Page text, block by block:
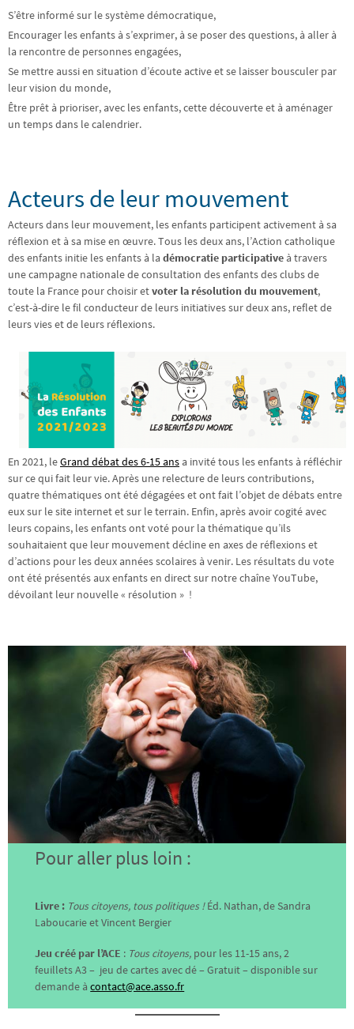
S’être informé sur le système démocratique,
Encourager les enfants à s’exprimer, à se poser des questions, à aller à
la rencontre de personnes engagées,
Se mettre aussi en situation d’écoute active et se laisser bousculer par
leur vision du monde,
Être prêt à prioriser, avec les enfants, cette découverte et à aménager
un temps dans le calendrier.
Acteurs de leur mouvement
Acteurs dans leur mouvement, les enfants participent activement à sa
réflexion et à sa mise en œuvre. Tous les deux ans, l’Action catholique
des enfants initie les enfants à ladémocratie participative à travers
une campagne nationale de consultation des enfants des clubs de
toute la France pour choisir etvoter la résolution du mouvement,
c’est-à-dire le fil conducteur de leurs initiatives sur deux ans, reflet de
leurs vies et de leurs réflexions.
En 2021, leGrand débat des 6-15 ans a invité tous les enfants à réfléchir
sur ce qui fait leur vie. Après une relecture de leurs contributions,
quatre thématiques ont été dégagées et ont fait l’objet de débats entre
eux sur le site internet et sur le terrain. Enfin, après avoir cogité avec
leurs copains, les enfants ont voté pour la thématique qu’ils
souhaitaient que leur mouvement décline en axes de réflexions et
d’actions pour les deux années scolaires à venir. Les résultats du vote
ont été présentés aux enfants en direct sur notre chaîne YouTube,
dévoilant leur nouvelle « résolution » !
Pour aller plus loin :
Livre : Tous citoyens, tous politiques !Éd. Nathan, de Sandra
Laboucarie et Vincent Bergier
Jeu créé par l’ACE : Tous citoyens, pour les 11-15 ans, 2
feuillets A3 – jeu de cartes avec dé – Gratuit – disponible sur
demande àcontact@ace.asso.fr